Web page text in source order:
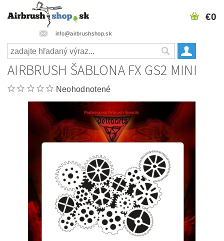
info@airbrushshop.sk
€0
AIRBRUSH ŠABLONA FX GS2 MINI
Neohodnotené